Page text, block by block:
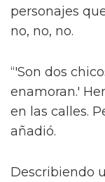
personajes
no, no, no.
“'Son dos
enamoran.'
en las calles.
añadió.
Describiendo